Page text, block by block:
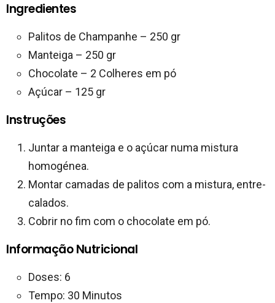
Ingredientes
Palitos de Champanhe – 250 gr
Manteiga – 250 gr
Chocolate – 2 Colheres em pó
Açúcar – 125 gr
Instruções
Juntar a manteiga e o açúcar numa mistura
homogénea.
Montar camadas de palitos com a mistura, entre-
calados.
Cobrir no fim com o chocolate em pó.
Informação Nutricional
Doses: 6
Tempo: 30 Minutos